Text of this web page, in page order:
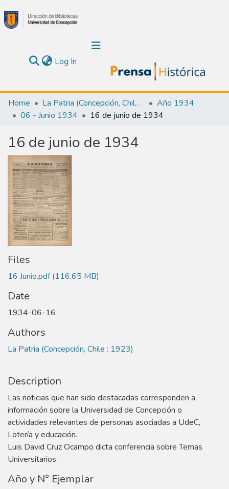
Log In(current)
Communities & Collections
Calendar
All of DSpace
Statistics
Home La Patria (Concepción, Chile : 1923)
Año 1934
06 - Junio 1934
16 de junio de 1934
16 de junio de 1934
Files
16 Junio.pdf(116.65 MB)
Date
1934-06-16
Authors
La Patria (Concepción, Chile : 1923)
Description
Las noticias que han sido destacadas corresponden a
información sobre la Universidad de Concepción o
actividades relevantes de personas asociadas a UdeC,
Lotería y educación.
Luis David Cruz Ocampo dicta conferencia sobre Temas
Universitarios.
Año y N° Ejemplar